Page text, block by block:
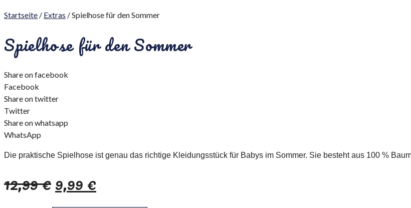
Startseite / Extras / Spielhose für den Sommer
Spielhose für den Sommer
Share on facebook
Facebook
Share on twitter
Twitter
Share on whatsapp
WhatsApp
Die praktische Spielhose ist genau das richtige Kleidungsstück für Babys im Sommer. Sie besteht aus 100 %
12,99€9,99€